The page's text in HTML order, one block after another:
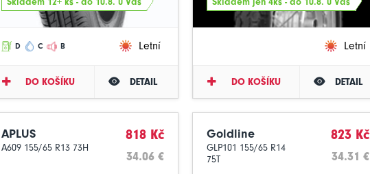
D C B Letní
DO KOŠÍKU DETAIL
Letní
DO KOŠÍKU DETAIL
APLUS
A609 155/65 R13 73H
818 Kč
34.06 €
Goldline
GLP101 155/65 R14
75T
823 Kč
34.31 €